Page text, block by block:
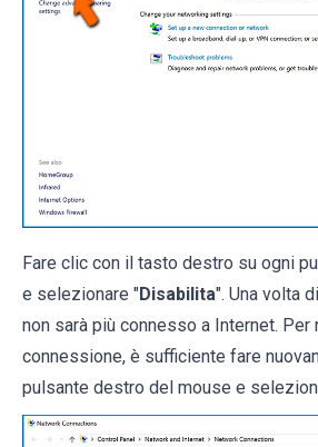
Fare clic con il tasto destro su ogni
e selezionare "Disabilita". Una volta
non sarà più connesso a Internet.
connessione, è sufficiente fare
pulsante destro del mouse e